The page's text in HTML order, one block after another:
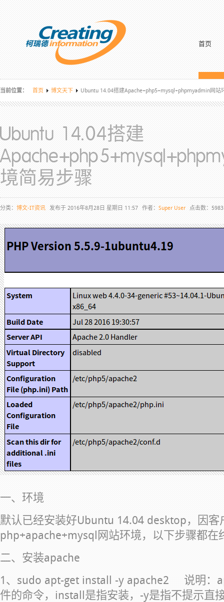
首页
当前位置： 首页 博文天下 Ubuntu 14.04搭建Apache+php5+mysql+phpmyadmin网站
Ubuntu 14.04搭建
境简易步骤
分类： 博文-IT资讯 发布于 2016年8月28日 星期日 11:57 作者： Super User 点击数：5983
一、环境
默认已经安装好Ubuntu 14.04 desktop，因客
php+apache+mysql网站环境，以下步骤都在
二、安装apache
1、sudo apt-get install -y apache2 说明：
件的命令，install是指安装，-y是指不提示直